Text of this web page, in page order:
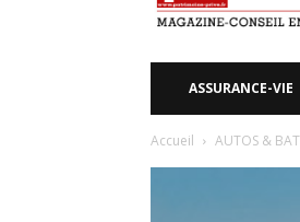
ASSURANCE-VIE
Accueil AUTOS &